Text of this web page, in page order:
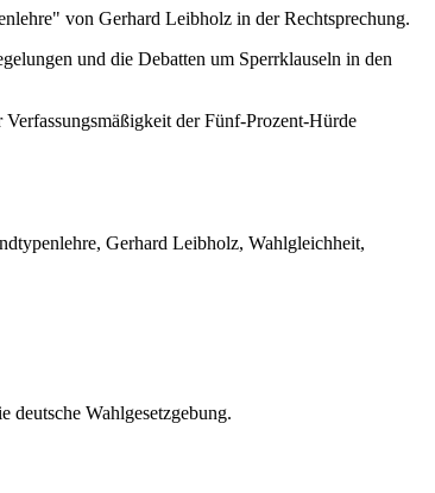
von Gerhard Leibholz in der Rechtsprechung.
und die Debatten um Sperrklauseln in den
der Fünf-Prozent-Hürde
Gerhard Leibholz, Wahlgleichheit,
deutsche Wahlgesetzgebung.